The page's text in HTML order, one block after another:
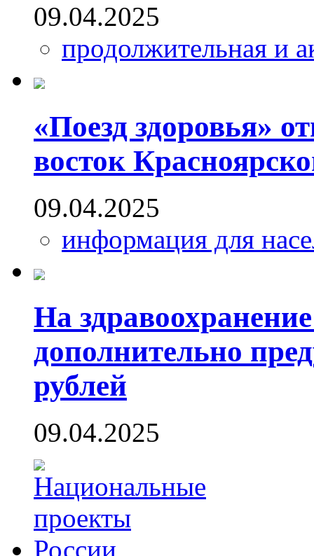
09.04.2025
продолжительная и
«Поезд здоровья»
восток
09.04.2025
информация для
На
дополнительно
рублей
09.04.2025